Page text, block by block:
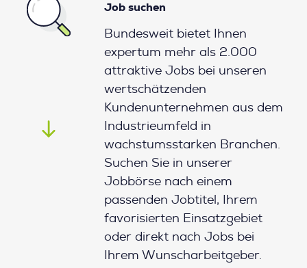
Job suchen
Bundesweit bietet Ihnen
expertum mehr als 2.000
attraktive Jobs bei unseren
wertschätzenden
Kundenunternehmen aus dem
Industrieumfeld in
wachstumsstarken Branchen.
Suchen Sie in unserer
Jobbörse nach einem
passenden Jobtitel, Ihrem
favorisierten Einsatzgebiet
oder direkt nach Jobs bei
Ihrem Wunscharbeitgeber.